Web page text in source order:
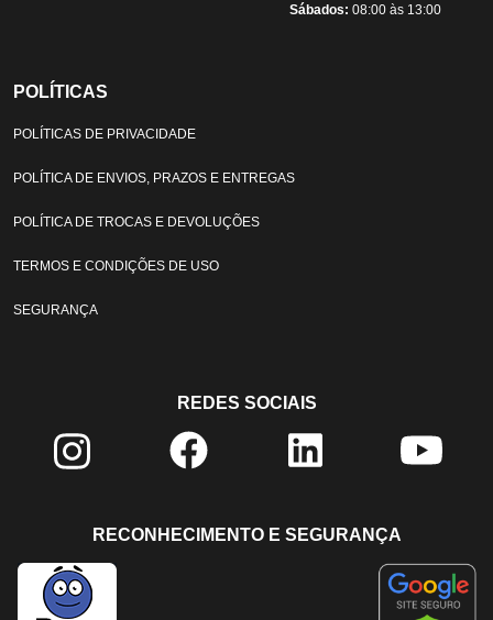
Sábados: 08:00 às 13:00
POLÍTICAS
POLÍTICAS DE PRIVACIDADE
POLÍTICA DE ENVIOS, PRAZOS E ENTREGAS
POLÍTICA DE TROCAS E DEVOLUÇÕES
TERMOS E CONDIÇÕES DE USO
SEGURANÇA
REDES SOCIAIS
RECONHECIMENTO E SEGURANÇA